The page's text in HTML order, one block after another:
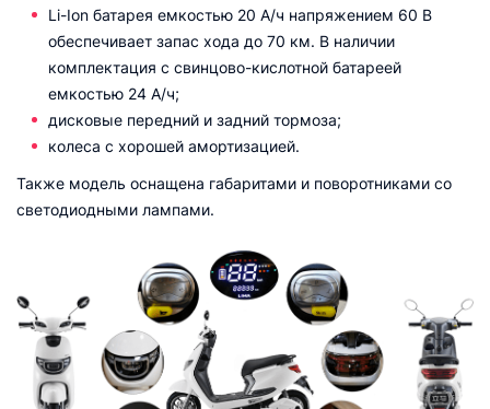
Li-Ion батарея емкостью 20 А/ч напряжением 60 В
обеспечивает запас хода до 70 км. В наличии
комплектация с свинцово-кислотной батареей
емкостью 24 А/ч;
дисковые передний и задний тормоза;
колеса c хорошей амортизацией.
Также модель оснащена габаритами и поворотниками со
светодиодными лампами.